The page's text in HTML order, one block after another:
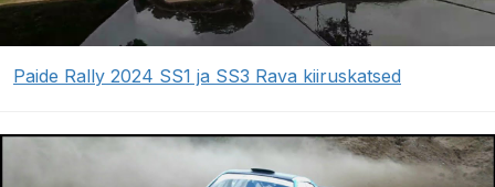
Paide Rally 2024 SS1 ja SS3 Rava kiiruskatsed